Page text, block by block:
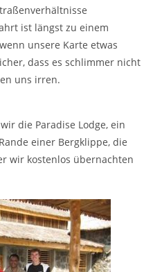
ist längst zu einem
unsere Karte etwas
dass es schlimmer nicht
uns irren.
die Paradise Lodge, ein
einer Bergklippe, die
wir kostenlos übernachten